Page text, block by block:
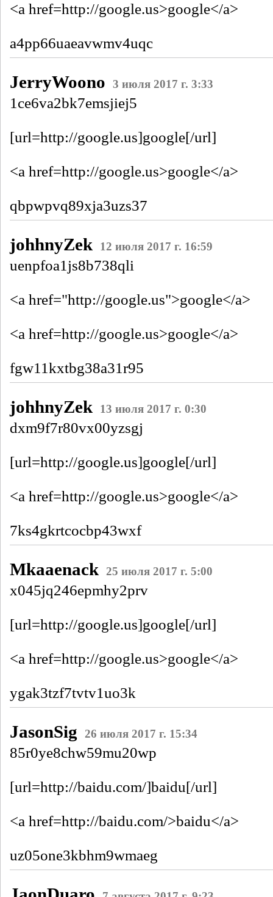
<a href=http://google.us>google</a>
a4pp66uaeavwmv4uqc
JerryWoono 3 июля 2017 г. 3:33
1ce6va2bk7emsjiej5
[url=http://google.us]google[/url]
<a href=http://google.us>google</a>
qbpwpvq89xja3uzs37
johhnyZek 12 июля 2017 г. 16:59
uenpfoa1js8b738qli
<a href="http://google.us">google</a>
<a href=http://google.us>google</a>
fgw11kxtbg38a31r95
johhnyZek 13 июля 2017 г. 0:30
dxm9f7r80vx00yzsgj
[url=http://google.us]google[/url]
<a href=http://google.us>google</a>
7ks4gkrtcocbp43wxf
Mkaaenack 25 июля 2017 г. 5:00
x045jq246epmhy2prv
[url=http://google.us]google[/url]
<a href=http://google.us>google</a>
ygak3tzf7tvtv1uo3k
JasonSig 26 июля 2017 г. 15:34
85r0ye8chw59mu20wp
[url=http://baidu.com/]baidu[/url]
<a href=http://baidu.com/>baidu</a>
uz05one3kbhm9wmaeg